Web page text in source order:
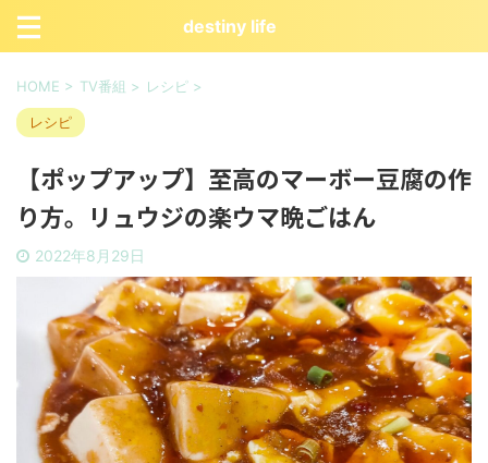
destiny life
HOME > TV番組 > レシピ >
レシピ
【ポップアップ】至高のマーボー豆腐の作
り方。リュウジの楽ウマ晩ごはん
2022年8月29日